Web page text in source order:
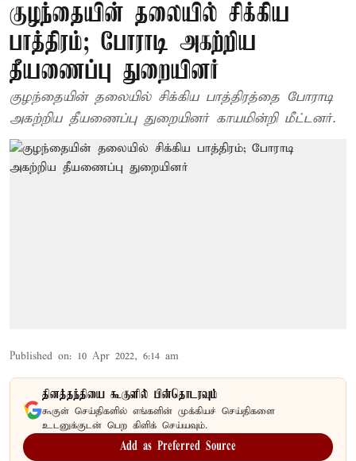
குழந்தையின் தலையில் சிக்கிய
பாத்திரம்; போராடி அகற்றிய
தீயணைப்பு துறையினர்
குழந்தையின் தலையில் சிக்கிய பாத்திரத்தை போராடி
அகற்றிய தீயணைப்பு துறையினர் காயமின்றி மீட்டனர்.
Published on: 10 Apr 2022, 6:14 am
தினத்தந்தியை கூகுளில் பின்தொடரவும்
கூகுள் செய்திகளில் எங்களின் முக்கியச் செய்திகளை
உடனுக்குடன் பெற கிளிக் செய்யவும்.
Add as Preferred Source